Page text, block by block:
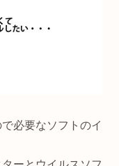
必要なソフトのイ